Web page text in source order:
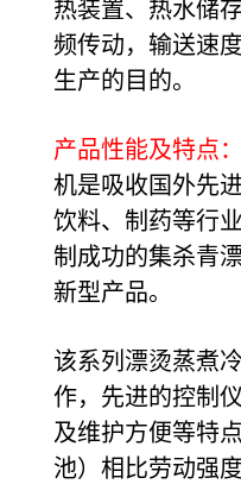
热装置、热水储
频传动，输送速
生产的目的。
产品性能及特点：
机是吸收国外先
饮料、制药等行
制成功的集杀青
新型产品。
该系列漂烫蒸煮
作，先进的控制
及维护方便等特
池）相比劳动强